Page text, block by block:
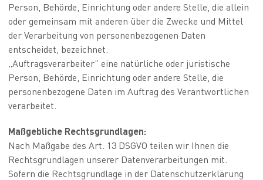
Person, Behörde, Einrichtung oder andere Stelle, die allein
oder gemeinsam mit anderen über die Zwecke und Mittel
der Verarbeitung von personenbezogenen Daten
entscheidet, bezeichnet.
„Auftragsverarbeiter” eine natürliche oder juristische
Person, Behörde, Einrichtung oder andere Stelle, die
personenbezogene Daten im Auftrag des Verantwortlichen
verarbeitet.
Maßgebliche Rechtsgrundlagen:
Nach Maßgabe des Art. 13 DSGVO teilen wir Ihnen die
Rechtsgrundlagen unserer Datenverarbeitungen mit.
Sofern die Rechtsgrundlage in der Datenschutzerklärung